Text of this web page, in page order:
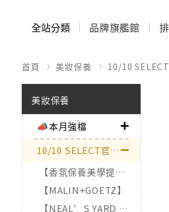
全站分類 品牌旗艦館
首頁 美妝保養 10/10
美妝保養
📣本月強檔
10/10 SELECT官方直營
【香氛保養美學提案】
【MALIN+GOETZ】
【NEAL’S YARD REMEDIES】